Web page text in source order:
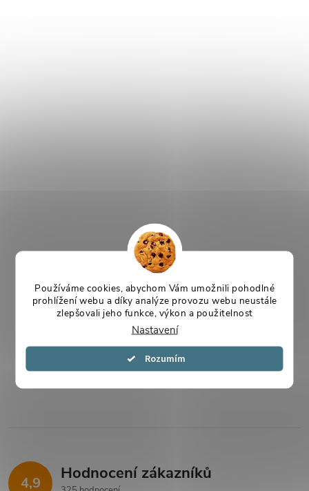
Používáme cookies, abychom Vám umožnili pohodlné
prohlížení webu a díky analýze provozu webu neustále
zlepšovali jeho funkce, výkon a použitelnost
Nastavení
Souhlasím
4,9 Hodnocení zákazníků